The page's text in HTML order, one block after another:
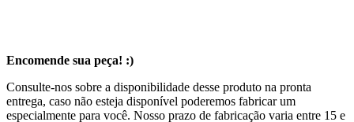
Encomende sua peça! :)
Consulte-nos sobre a disponibilidade desse produto na pronta
entrega, caso não esteja disponível poderemos fabricar um
especialmente para você. Nosso prazo de fabricação varia entre 15 e